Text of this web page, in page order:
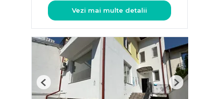
Vezi mai multe detalii
Previous Next